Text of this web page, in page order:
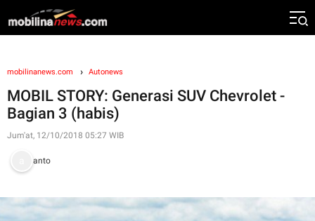
mobilinanews.com Autonews
MOBIL STORY: Generasi SUV Chevrolet -
Bagian 3 (habis)
Jum'at, 12/10/2018 05:27 WIB
anto